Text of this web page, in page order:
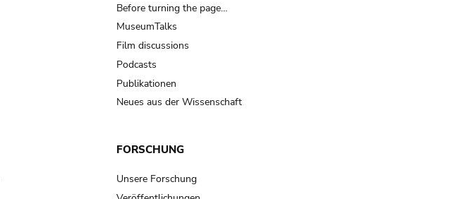
Before turning the page…
MuseumTalks
Film discussions
Podcasts
Publikationen
Neues aus der Wissenschaft
FORSCHUNG
Unsere Forschung